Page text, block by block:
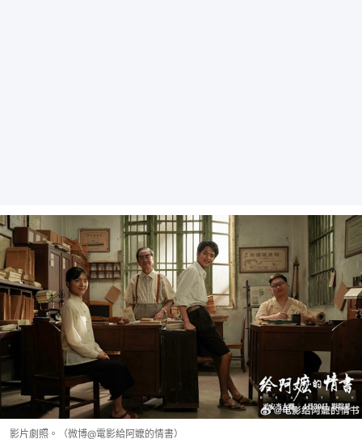
影片劇照。（微博@電影給阿嬤的情書）